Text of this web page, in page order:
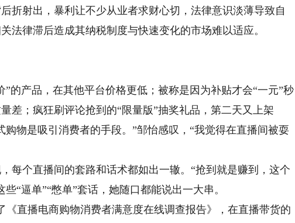
折射出，暴利让不少从业者求财心切，法律意识淡薄导致自
法律滞后造成其纳税制度与快速变化的市场难以适应。
产品，在其他平台价格更低；被称是因为补贴才会“一元”秒
差；疯狂刷评论抢到的“限量版”抽奖礼品，第二天又上架
物是吸引消费者的手段。”邹怡感叹，“我觉得在直播间被耍
个直播间的套路和话术都如出一辙。“抢到就是赚到，这个
“逼单”“憋单”套话，她随口都能说出一大串。
直播电商购物消费者满意度在线调查报告》，在直播带货的